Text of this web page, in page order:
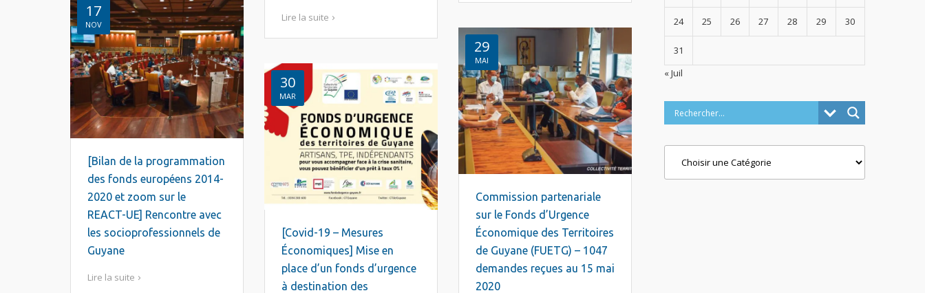
Lire la suite
17
NOV
[Bilan de la programmation
des fonds européens 2014-
2020 et zoom sur le
REACT-UE] Rencontre avec
les socioprofessionnels de
Guyane
Lire la suite
29
MAI
Commission partenariale
sur le Fonds d’Urgence
Économique des Territoires
de Guyane (FUETG) – 1047
demandes reçues au 15 mai
2020
30
MAR
[Covid-19 – Mesures
Économiques] Mise en
place d’un fonds d’urgence
à destination des
24 25 26 27 28 29 30
31
« Juil